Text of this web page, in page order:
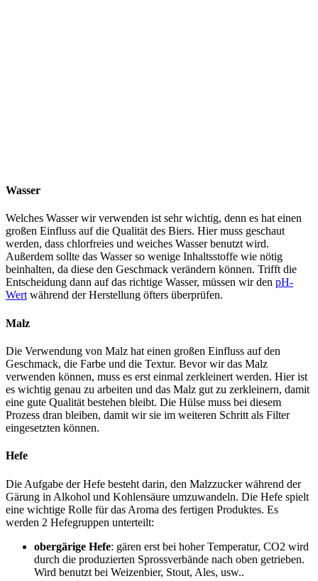
Wasser
Welches Wasser wir verwenden ist sehr wichtig, denn es hat einen
großen Einfluss auf die Qualität des Biers. Hier muss geschaut
werden, dass chlorfreies und weiches Wasser benutzt wird.
Außerdem sollte das Wasser so wenige Inhaltsstoffe wie nötig
beinhalten, da diese den Geschmack verändern können. Trifft die
Entscheidung dann auf das richtige Wasser, müssen wir den pH-
Wertwährend der Herstellung öfters überprüfen.
Malz
Die Verwendung von Malz hat einen großen Einfluss auf den
Geschmack, die Farbe und die Textur. Bevor wir das Malz
verwenden können, muss es erst einmal zerkleinert werden. Hier ist
es wichtig genau zu arbeiten und das Malz gut zu zerkleinern, damit
eine gute Qualität bestehen bleibt. Die Hülse muss bei diesem
Prozess dran bleiben, damit wir sie im weiteren Schritt als Filter
eingesetzten können.
Hefe
Die Aufgabe der Hefe besteht darin, den Malzzucker während der
Gärung in Alkohol und Kohlensäure umzuwandeln. Die Hefe spielt
eine wichtige Rolle für das Aroma des fertigen Produktes. Es
werden 2 Hefegruppen unterteilt:
obergärige Hefe: gären erst bei hoher Temperatur, CO2 wird
durch die produzierten Sprossverbände nach oben getrieben.
Wird benutzt bei Weizenbier, Stout, Ales, usw..